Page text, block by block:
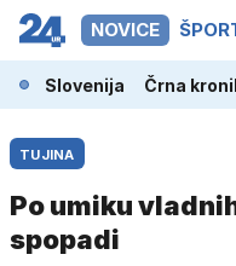
NOVICE
Slovenija Črna
TUJINA
Po umiku
spopadi